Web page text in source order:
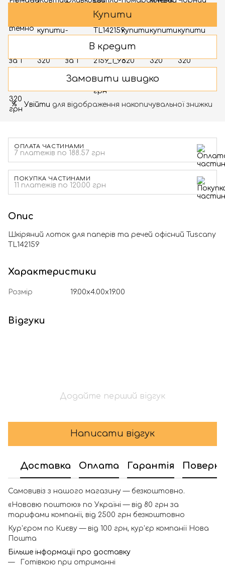
Купити
В кредит
Замовити швидко
% Увійти для відображення накопичувальної знижки
ОПЛАТА ЧАСТИНАМИ
7 платежів по 188.57 грн
ПОКУПКА ЧАСТИНАМИ
11 платежів по 120.00 грн
Опис
Шкіряний лоток для паперів та речей офісний Tuscany
TL142159
Характеристики
Розмір 19.00x4.00x19.00
Відгуки
Додайте перший відгук
Написати відгук
Доставка Оплата Гарантія
Самовивіз з нашого магазину — безкоштовно.
«Нововю поштою» по Україні — від 80 грн за
тарифами компанії, від 2500 грн безкоштовно
Кур'єром по Києву — від 100 грн, кур'єр компанії Нова
Пошта
Більше інформації про доставку
Готівкою при отриманні